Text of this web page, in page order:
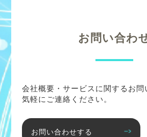
お問い合わ
会社概要・サービスに関するお問
気軽にご連絡ください。
お問い合わせする